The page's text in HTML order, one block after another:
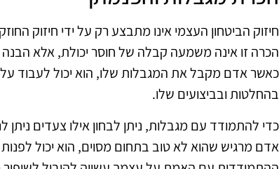
חיזוק הביטחון העצמי אינו מתבצע רק על ידי חיזוק
הכרה זו אינה משמעה קבלה של חוסר יכולת, אלא
כאשר אדם מקבל את המגבלות שלו, הוא יכול לעבוד
בהחלטות ובביצועים שלו.
כדי להתמודד עם מגבלות, ניתן לבחון אילו צעדים
אדם מרגיש שהוא לא טוב בתחום מסוים, הוא יכול לפנות